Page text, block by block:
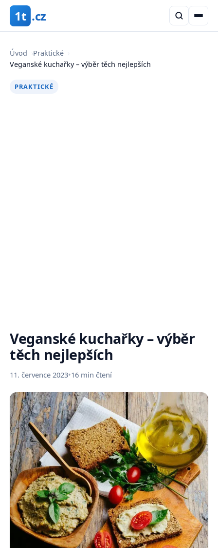
1t .cz
Úvod ›Praktické ›
Veganské kuchařky – výběr těch nejlepších
PRAKTICKÉ
Veganské kuchařky – výběr
těch nejlepších
11. července 2023•16 min čtení